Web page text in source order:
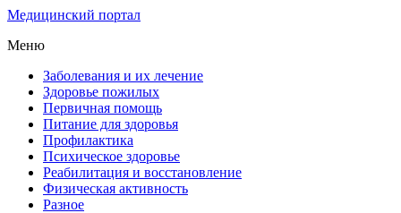
Медицинский портал
Меню
Заболевания и их лечение
Здоровье пожилых
Первичная помощь
Питание для здоровья
Профилактика
Психическое здоровье
Реабилитация и восстановление
Физическая активность
Разное